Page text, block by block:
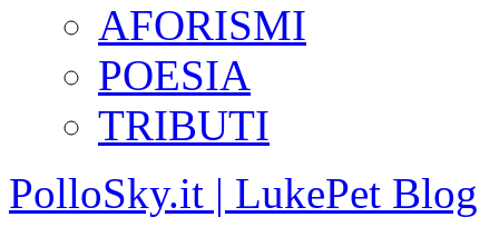
AFORISMI
POESIA
TRIBUTI
PolloSky.it | LukePet Blog